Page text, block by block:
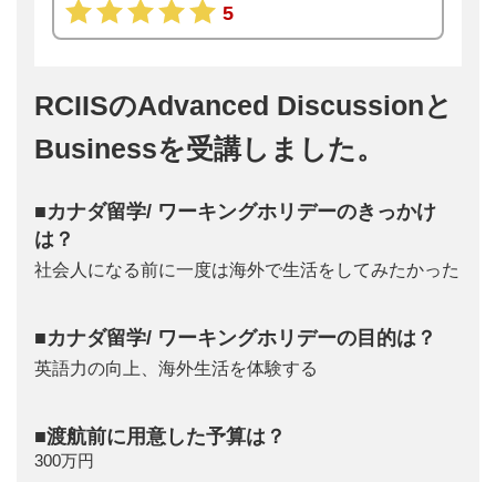
5
RCIISのAdvanced Discussionと
Businessを受講しました。
■カナダ留学/ ワーキングホリデーのきっかけ
は？
社会人になる前に一度は海外で生活をしてみたかった
■カナダ留学/ ワーキングホリデーの目的は？
英語力の向上、海外生活を体験する
■渡航前に用意した予算は？
300万円